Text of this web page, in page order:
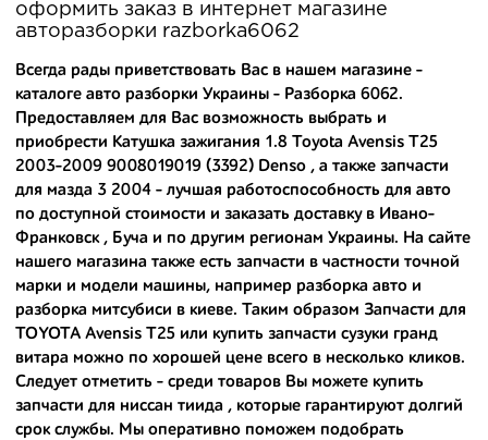
Вашему вниманию предлагаем широкий ассортимент
автозапчастей дляTOYOTA Avensis T25 (T250) 2003-2009
популярных марок. Мы продаем оригинальные и
высококачественные запчасти, отказываясь от контрафактных
аналогов.
Многие наши оптовые клиенты рекомендуют именно нашу
разборку как надежного и проверенного продавца. Если вам
требуется приобрести оптовую партию деталей для японских
автомобилей, то консультанты нашего интернет-магазина
подберут вам товар и укомплектуют партию. Также мы поможем с
правильным выбором по каталогу автозапчастей.
Купить комплектующие для авто с разборки – хорошее решение.
Ведь наши запчасти:
- доступные по цене;
- сняты только с автомобилей, которые ездили по превосходным
европейским и японским дорогам;
оформить заказ в интернет магазине
авторазборки razborka6062
Всегда рады приветствовать Вас в нашем магазине -
каталоге авто разборки Украины - Разборка 6062.
Предоставляем для Вас возможность выбрать и
приобрести Катушка зажигания 1.8 Toyota Avensis T25
2003-2009 9008019019 (3392) Denso , а также запчасти
для мазда 3 2004 - лучшая работоспособность для авто
по доступной стоимости и заказать доставку в Ивано-
Франковск , Буча и по другим регионам Украины. На сайте
нашего магазина также есть запчасти в частности точной
марки и модели машины, например разборка авто и
разборка митсубиси в киеве. Таким образом Запчасти для
TOYOTA Avensis T25 или купить запчасти сузуки гранд
витара можно по хорошей цене всего в несколько кликов.
Следует отметить - среди товаров Вы можете купить
запчасти для ниссан тиида , которые гарантируют долгий
срок службы. Мы оперативно поможем подобрать